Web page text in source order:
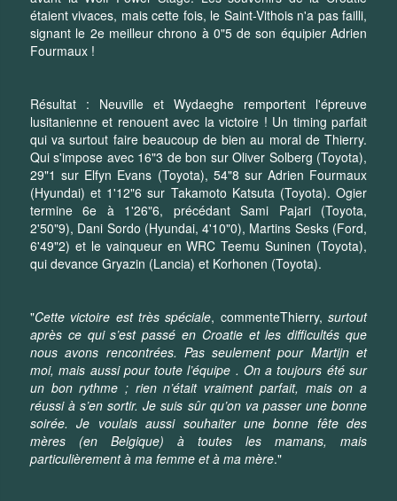
étaient vivaces, mais cette fois, le Saint-Vithois n'a pas failli,
signant le 2e meilleur chrono à 0"5 de son équipier Adrien
Fourmaux !
Résultat : Neuville et Wydaeghe remportent l'épreuve
lusitanienne et renouent avec la victoire ! Un timing parfait
qui va surtout faire beaucoup de bien au moral de Thierry.
Qui s'impose avec 16"3 de bon sur Oliver Solberg (Toyota),
29"1 sur Elfyn Evans (Toyota), 54"8 sur Adrien Fourmaux
(Hyundai) et 1'12"6 sur Takamoto Katsuta (Toyota). Ogier
termine 6e à 1'26"6, précédant Sami Pajari (Toyota,
2'50"9), Dani Sordo (Hyundai, 4'10"0), Martins Sesks (Ford,
6'49"2) et le vainqueur en WRC Teemu Suninen (Toyota),
qui devance Gryazin (Lancia) et Korhonen (Toyota).
"Cette victoire est très spéciale, commenteThierry, surtout
après ce qui s’est passé en Croatie et les difficultés que
nous avons rencontrées. Pas seulement pour Martijn et
moi, mais aussi pour toute l’équipe . On a toujours été sur
un bon rythme ; rien n’était vraiment parfait, mais on a
réussi à s’en sortir. Je suis sûr qu’on va passer une bonne
soirée. Je voulais aussi souhaiter une bonne fête des
mères (en Belgique) à toutes les mamans, mais
particulièrement à ma femme et à ma mère."